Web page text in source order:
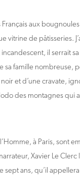
aux
vitrine de pâtisseries.
il serrait
sa famille nombreuse,
et d’une cravate,
des montagnes qui
à Paris, sont
Xavier Le
sept ans, qu’il